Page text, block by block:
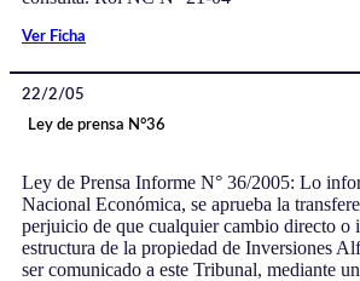
Ver Ficha
22/2/05
Ley de prensa N°36
Ley de Prensa Informe N° 36/2005: Lo
Nacional Económica, se aprueba la
perjuicio de que cualquier cambio directo o
estructura de la propiedad de Inversiones
ser comunicado a este Tribunal, mediante